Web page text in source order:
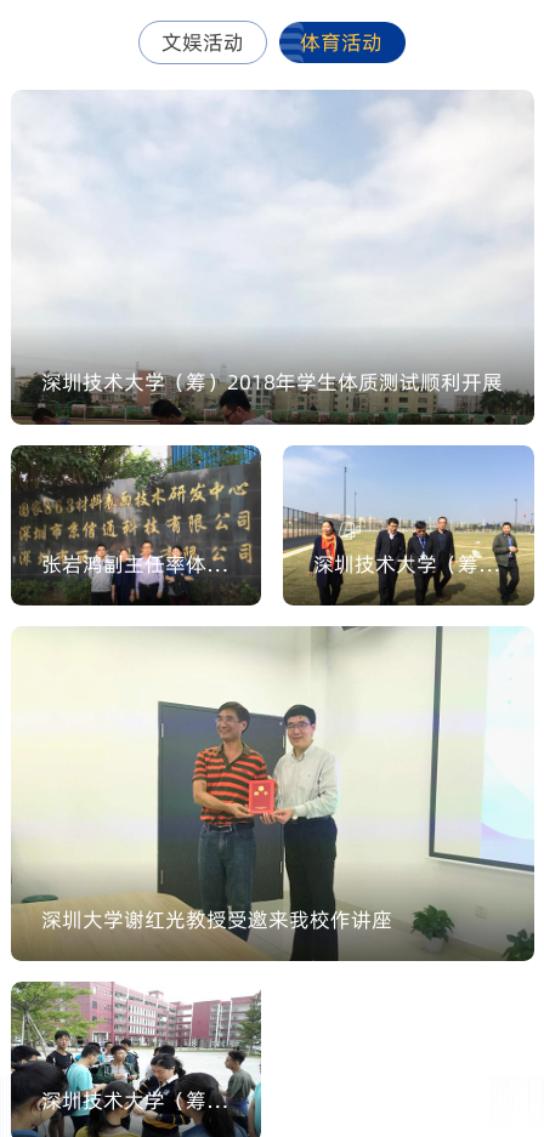
文娱活动 体育活动
深圳技术大学（筹）2018年学生体质测试顺利开展
深圳技术大学（筹）2018年学生体质测试顺利开
展
2018-11-15
张岩鸿副主任率体育部老师实地考察篮球场悬浮地板材料
张岩鸿副主任率体
2018-03-01
深圳技术大学（筹）校领导视察临时运动场修建情况
深圳技术大学
（筹）校领导视察
临时运动场修建情
2018-03-01
深圳大学谢红光教授受邀来我校作讲座
深圳大学谢红光教授受邀来我校作讲座
2017-10-27
深圳技术大学（筹）首届学生体质测试顺利开展